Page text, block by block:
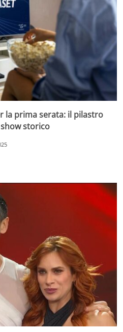
la prima serata: il pilastro
storico